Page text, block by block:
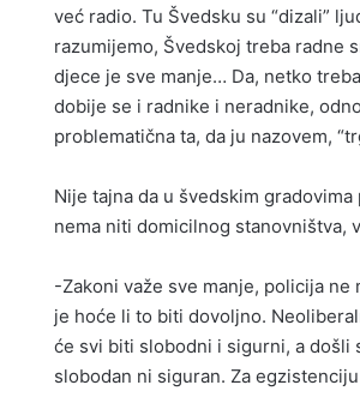
već radio. Tu Švedsku su “dizali”
razumijemo, Švedskoj treba radne
djece je sve manje… Da, netko
dobije se i radnike i neradnike,
problematična ta, da ju nazovem,
Nije tajna da u švedskim
nema niti domicilnog stanovništva,
-Zakoni važe sve manje, policija
je hoće li to biti dovoljno.
će svi biti slobodni i sigurni, a došli
slobodan ni siguran. Za